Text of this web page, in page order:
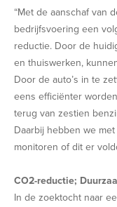
“Met de aanschaf van
bedrijfsvoering een
reductie. Door de
en thuiswerken,
Door de auto’s in te
eens efficiënter
terug van zestien
Daarbij hebben we
monitoren of dit er
CO2-reductie;
In de zoektocht naar